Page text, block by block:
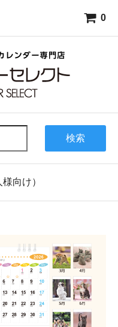
0
検索
向け）